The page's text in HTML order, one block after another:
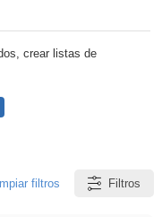
crear listas de
filtros Filtros